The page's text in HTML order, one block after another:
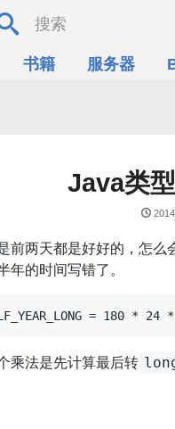
书籍 服务器
Java类
前两天都是好好的，怎么
的时间写错了。
乘法是先计算最后转